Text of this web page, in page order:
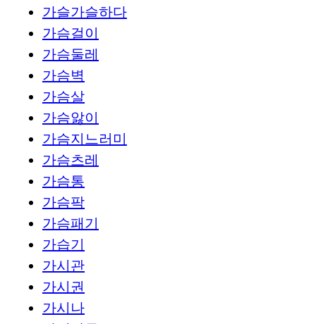
가슬가슬하다
가슴걸이
가슴둘레
가슴벽
가슴살
가슴앓이
가슴지느러미
가슴츠레
가슴통
가슴팍
가슴패기
가습기
가시관
가시권
가시나